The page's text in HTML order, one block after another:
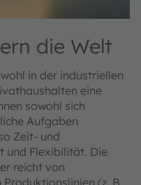
die Welt
in der industriellen
eine
sowohl sich
Aufgaben
Zeit- und
und Flexibilität. Die
reicht von
(z. B.